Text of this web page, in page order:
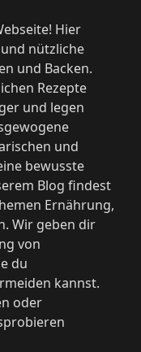
Hier
nützliche
und Backen.
Rezepte
und legen
und
bewusste
Blog findest
Ernährung,
Wir geben dir
von
du
kannst.
oder